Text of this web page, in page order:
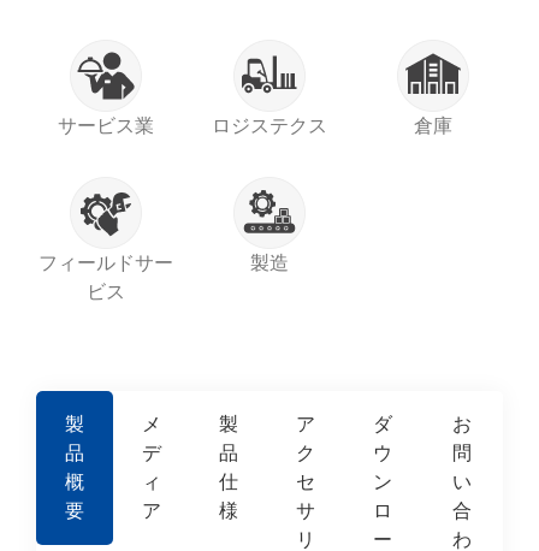
サービス業 ロジステクス 倉庫
フィールドサー
ビス
製造
製
品
概
要
メ
デ
ィ
ア
製
品
仕
様
ア
ク
セ
サ
リ
ダ
ウ
ン
ロ
ー
お
問
い
合
わ